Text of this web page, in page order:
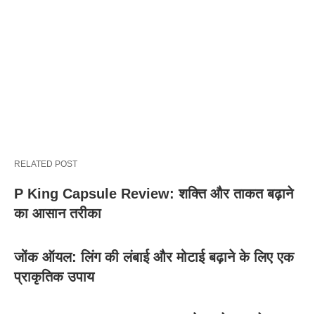
RELATED POST
P King Capsule Review: शक्ति और ताकत बढ़ाने
का आसान तरीका
जोंक ऑयल: लिंग की लंबाई और मोटाई बढ़ाने के लिए एक
प्राकृतिक उपाय